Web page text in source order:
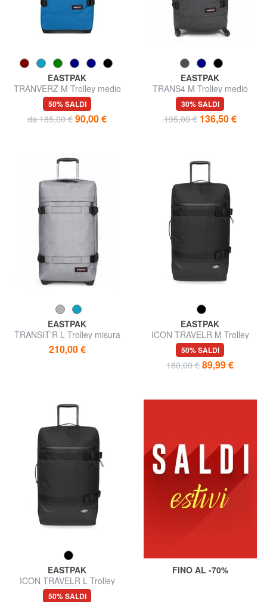
EASTPAK
TRANVERZ M Trolley medio
50% SALDI
da 185,00 € 90,00 €
EASTPAK
TRANS4 M Trolley medio
30% SALDI
195,00 € 136,50 €
EASTPAK
TRANSIT'R L Trolley misura
grande
210,00 €
EASTPAK
ICON TRAVELR M Trolley
misura media
50% SALDI
180,00 € 89,99 €
EASTPAK
ICON TRAVELR L Trolley
misura grande
50% SALDI
FINO AL -70%